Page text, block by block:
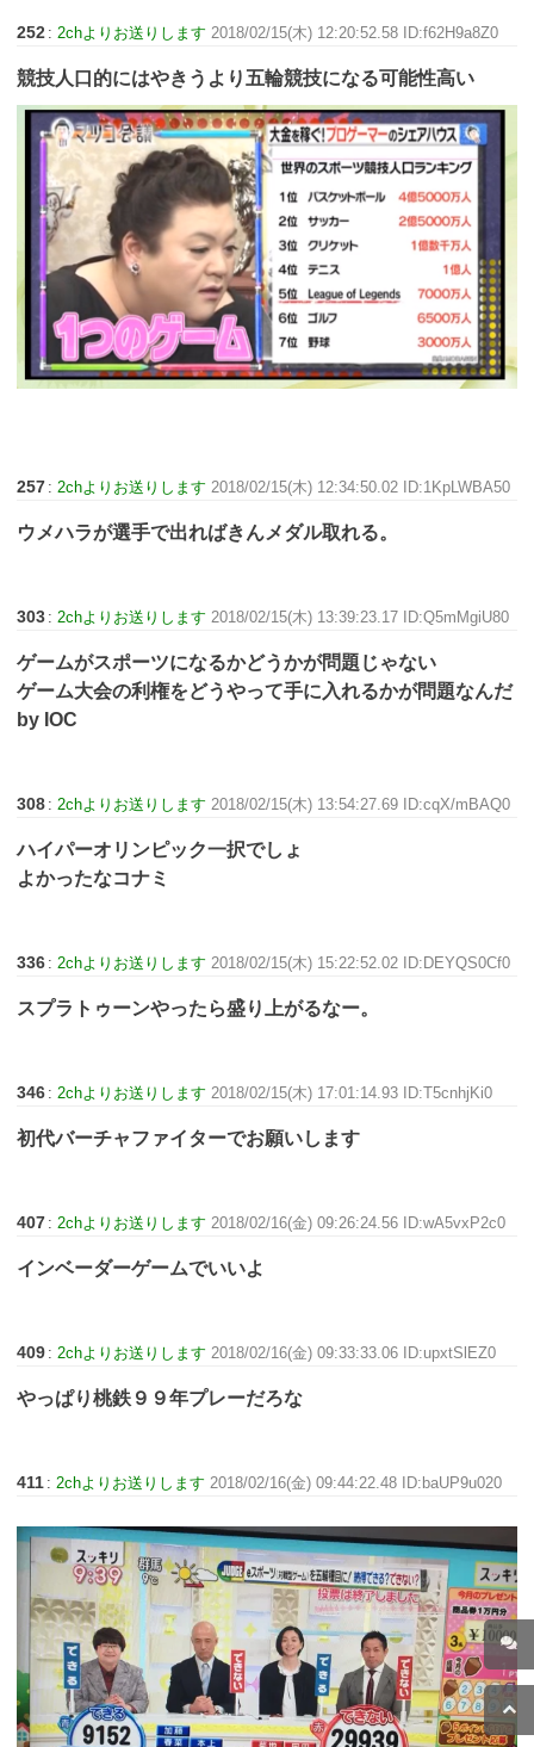
252 :2chよりお送りします 2018/02/15(木) 12:20:52.58 ID:f62H9a8Z0
競技人口的にはやきうより五輪競技になる可能性高い
257 : 2chよりお送りします 2018/02/15(木) 12:34:50.02 ID:1KpLWBA50
ウメハラが選手で出ればきんメダル取れる。
303 : 2chよりお送りします 2018/02/15(木) 13:39:23.17 ID:Q5mMgiU80
ゲームがスポーツになるかどうかが問題じゃない
ゲーム大会の利権をどうやって手に入れるかが問題なんだ
by IOC
308 : 2chよりお送りします 2018/02/15(木) 13:54:27.69 ID:cqX/mBAQ0
ハイパーオリンピック一択でしょ
よかったなコナミ
336 : 2chよりお送りします 2018/02/15(木) 15:22:52.02 ID:DEYQS0Cf0
スプラトゥーンやったら盛り上がるなー。
346 : 2chよりお送りします 2018/02/15(木) 17:01:14.93 ID:T5cnhjKi0
初代バーチャファイターでお願いします
407 : 2chよりお送りします 2018/02/16(金) 09:26:24.56 ID:wA5vxP2c0
インベーダーゲームでいいよ
409 : 2chよりお送りします 2018/02/16(金) 09:33:33.06 ID:upxtSlEZ0
やっぱり桃鉄９９年プレーだろな
411 : 2chよりお送りします 2018/02/16(金) 09:44:22.48 ID:baUP9u020